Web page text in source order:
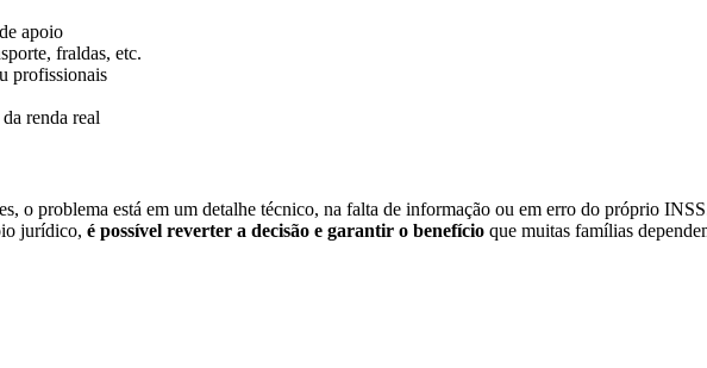
apoio
fraldas, etc.
profissionais
renda real
o problema está em um detalhe técnico, na falta de informação ou em erro do próprio
jurídico, é possível reverter a decisão e garantir o benefício que muitas famílias